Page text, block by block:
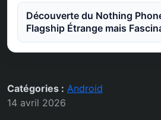
Découverte du Nothing
Flagship Étrange mais
Catégories : Android
14 avril 2026